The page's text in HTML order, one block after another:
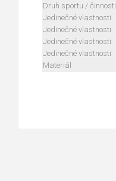
Druh sportu / činnosti
Jedinečné vlastnosti
Jedinečné vlastnosti
Jedinečné vlastnosti
Jedinečné vlastnosti
Materiál